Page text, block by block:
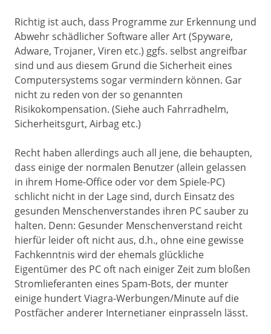
Richtig ist auch, dass Programme zur Erkennung und
Abwehr schädlicher Software aller Art (Spyware,
Adware, Trojaner, Viren etc.) ggfs. selbst angreifbar
sind und aus diesem Grund die Sicherheit eines
Computersystems sogar vermindern können. Gar
nicht zu reden von der so genannten
Risikokompensation. (Siehe auch Fahrradhelm,
Sicherheitsgurt, Airbag etc.)
Recht haben allerdings auch all jene, die behaupten,
dass einige der normalen Benutzer (allein gelassen
in ihrem Home-Office oder vor dem Spiele-PC)
schlicht nicht in der Lage sind, durch Einsatz des
gesunden Menschenverstandes ihren PC sauber zu
halten. Denn: Gesunder Menschenverstand reicht
hierfür leider oft nicht aus, d.h., ohne eine gewisse
Fachkenntnis wird der ehemals glückliche
Eigentümer des PC oft nach einiger Zeit zum bloßen
Stromlieferanten eines Spam-Bots, der munter
einige hundert Viagra-Werbungen/Minute auf die
Postfächer anderer Internetianer einprasseln lässt.